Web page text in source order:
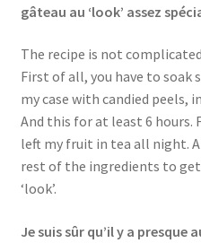
gâteau au ‘look’ assez
The recipe is not
First of all, you have to soak
my case with candied peels,
And this for at least 6 hours.
left my fruit in tea all night.
rest of the ingredients to
‘look’.
Je suis sûr qu’il y a